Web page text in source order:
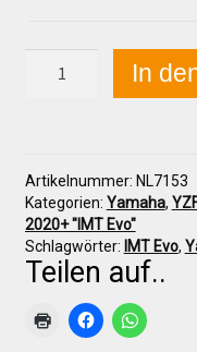
oben
"IMT
Evo"
Menge
In
Artikelnummer: NL7153
Kategorien: Yamaha,
2020+ "IMT Evo"
Schlagwörter: IMT Evo,
Teilen auf..